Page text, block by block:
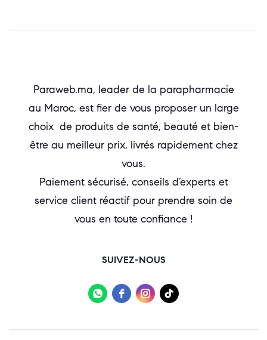
Paraweb.ma, leader de la parapharmacie
au Maroc, est fier de vous proposer un large
choix de produits de santé, beauté et bien-
être au meilleur prix, livrés rapidement chez
vous.
Paiement sécurisé, conseils d’experts et
service client réactif pour prendre soin de
vous en toute confiance !
SUIVEZ-NOUS